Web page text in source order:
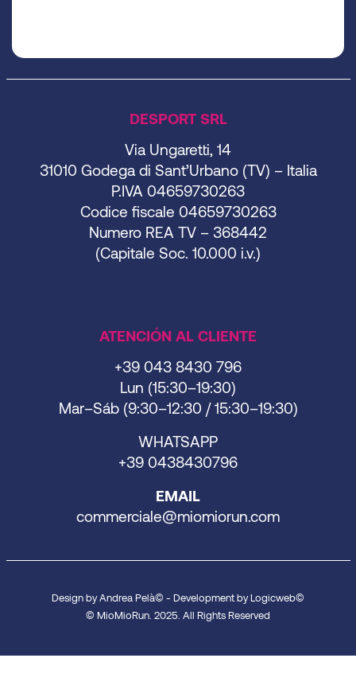
DESPORT SRL
Via Ungaretti, 14
31010 Godega di Sant’Urbano (TV) – Italia
P.IVA 04659730263
Codice fiscale 04659730263
Numero REA TV – 368442
(Capitale Soc. 10.000 i.v.)
ATENCIÓN AL CLIENTE
+39 043 8430 796
Lun (15:30–19:30)
Mar–Sáb (9:30–12:30 / 15:30–19:30)
WHATSAPP
+39 0438430796
EMAIL
commerciale@miomiorun.com
Design by Andrea Pelà© - Development by Logicweb©
© MioMioRun. 2025. All Rights Reserved